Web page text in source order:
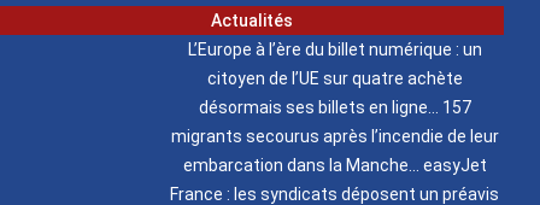
Actualités
L’Europe à l’ère du billet numérique : un
citoyen de l’UE sur quatre achète
désormais ses billets en ligne
157
migrants secourus après l’incendie de leur
embarcation dans la Manche
easyJet
France : les syndicats déposent un préavis